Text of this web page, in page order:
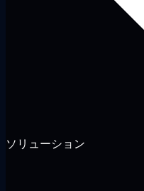
ソリューション